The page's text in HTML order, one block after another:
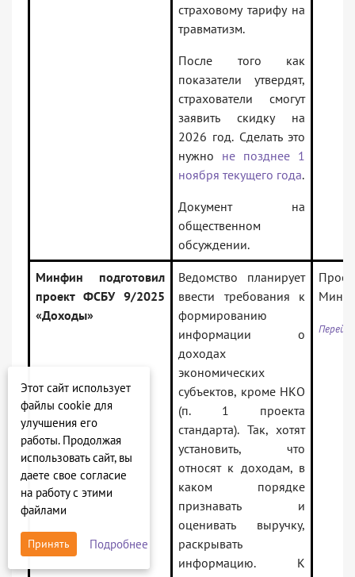
страховому тарифу на
травматизм.
После того как
показатели утвердят,
страхователи смогут
заявить скидку на
2026 год. Сделать это
нужно не позднее 1
ноября текущего года.
Документ на
общественном
обсуждении.
Минфин подготовил
проект ФСБУ 9/2025
«Доходы»
Ведомство планирует
ввести требования к
формированию
информации о
доходах
экономических
субъектов, кроме НКО
(п. 1 проекта
стандарта). Так, хотят
установить, что
относят к доходам, в
каком порядке
признавать и
оценивать выручку,
раскрывать
информацию. К
Этот сайт использует
файлы cookie для
улучшения его
работы. Продолжая
использовать сайт, вы
даете свое согласие
на работу с этими
файлами
Принять Подробнее